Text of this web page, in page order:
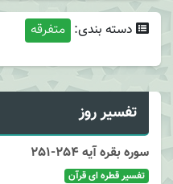
دسته بندی: متفرقه
تفسیر روز
سوره بقره آیه 254-251
تفسیر قطره ای قرآن